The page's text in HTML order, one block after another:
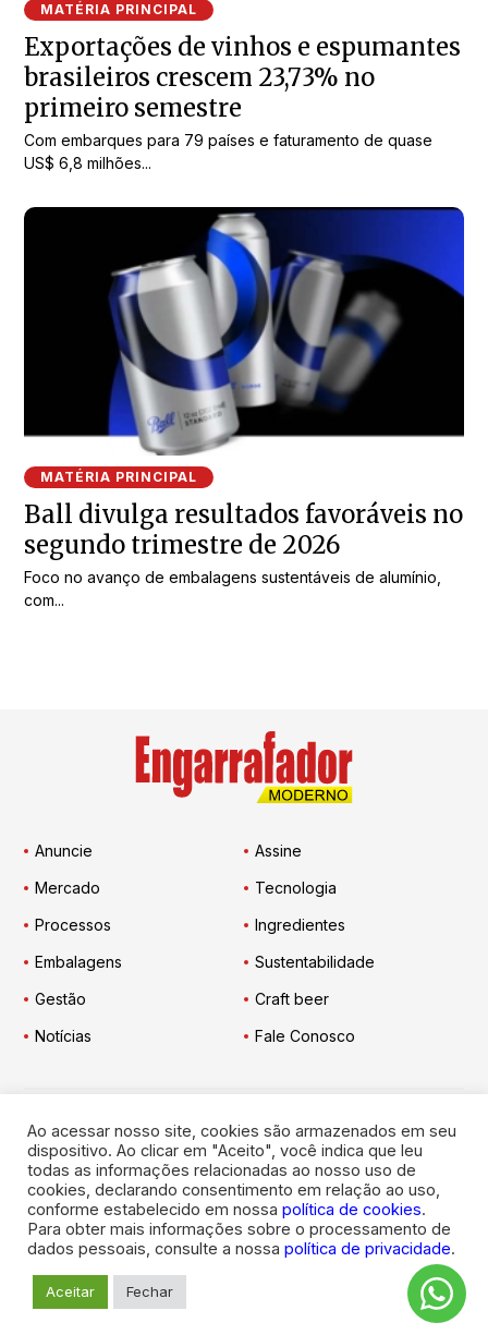
MATÉRIA PRINCIPAL
Exportações de vinhos e espumantes
brasileiros crescem 23,73% no
primeiro semestre
Com embarques para 79 países e faturamento de quase
US$ 6,8 milhões...
MATÉRIA PRINCIPAL
Ball divulga resultados favoráveis no
segundo trimestre de 2026
Foco no avanço de embalagens sustentáveis de alumínio,
com...
Anuncie
Assine
Mercado
Tecnologia
Processos
Ingredientes
Embalagens
Sustentabilidade
Gestão
Craft beer
Notícias
Fale Conosco
Engarrafador Moderno nas Redes:
. Todos os direitos reservados.
Ao acessar nosso site, cookies são armazenados em seu
dispositivo. Ao clicar em "Aceito", você indica que leu
todas as informações relacionadas ao nosso uso de
cookies, declarando consentimento em relação ao uso,
conforme estabelecido em nossa política de cookies.
Para obter mais informações sobre o processamento de
dados pessoais, consulte a nossa política de privacidade.
Aceitar Fechar